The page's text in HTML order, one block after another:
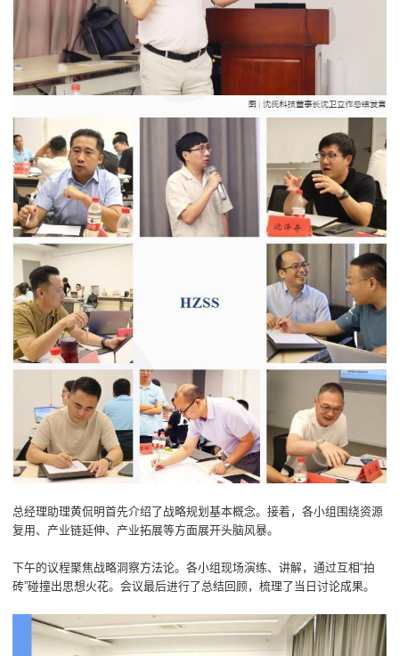
总经理助理黄侃明首先介绍了战略规划基本概念。接着，各小组围绕资源
复用、产业链延伸、产业拓展等方面展开头脑风暴。
下午的议程聚焦战略洞察方法论。各小组现场演练、讲解，通过互相“拍
砖”碰撞出思想火花。会议最后进行了总结回顾，梳理了当日讨论成果。